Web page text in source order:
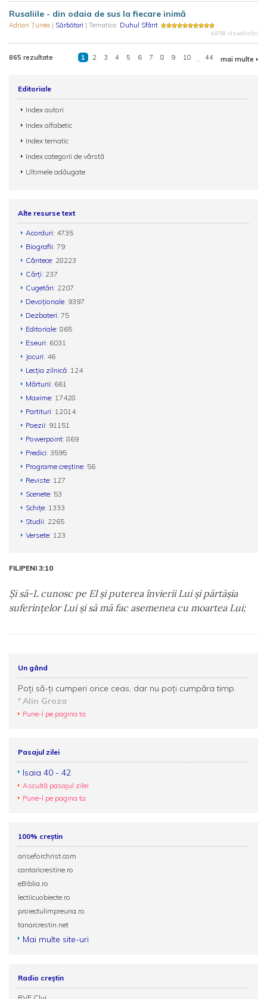
Rusaliile - din odaia de sus la fiecare inimă
Adrian Țunea | Sărbători | Tematica: Duhul Sfânt
4.858 vizualizări
865 rezultate 1 2 3 4 5 6 7 8 9 10 ... 44 mai multe
Editoriale
Index autori
Index alfabetic
Index tematic
Index categorii de vârstă
Ultimele adăugate
Alte resurse text
Acorduri: 4735
Biografii: 79
Cântece: 28223
Cărți: 237
Cugetări: 2207
Devoționale: 9397
Dezbateri: 75
Editoriale: 865
Eseuri: 6031
Jocuri: 46
Lecția zilnică: 124
Mărturii: 661
Maxime: 17428
Partituri: 12014
Poezii: 91151
Powerpoint: 869
Predici: 3595
Programe creștine: 56
Reviste: 127
Scenete: 53
Schițe: 1333
Studii: 2265
Versete: 123
FILIPENI 3:10
Şi să-L cunosc pe El şi puterea învierii Lui şi părtăşia
suferinţelor Lui şi să mă fac asemenea cu moartea Lui;
Un gând
Poţi să-ţi cumperi orice ceas, dar nu poţi cumpăra timp.
Alin Groza
Pune-l pe pagina ta
Pasajul zilei
Isaia 40 - 42
Ascultă pasajul zilei
Pune-l pe pagina ta
100% creștin
ariseforchrist.com
cantaricrestine.ro
eBiblia.ro
lectiicuobiecte.ro
proiectulimpreuna.ro
tanarcrestin.net
Mai multe site-uri
Radio creștin